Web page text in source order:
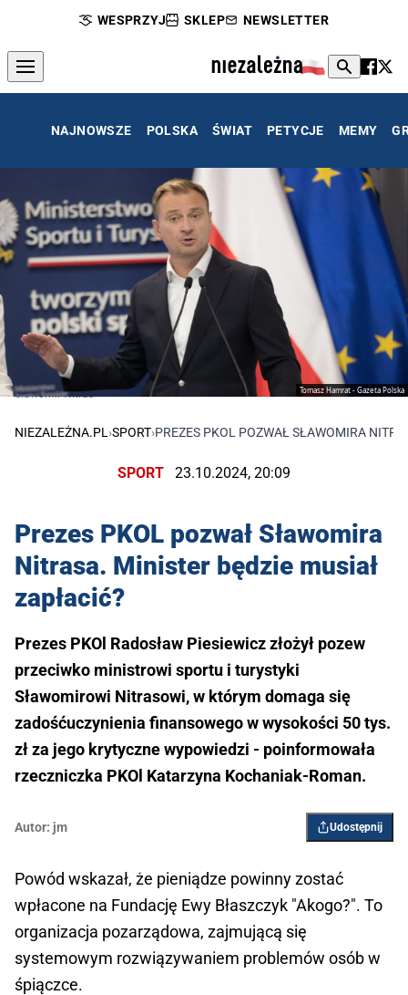
WESPRZYJ SKLEP NEWSLETTER
NAJNOWSZE POLSKA ŚWIAT PETYCJE MEMY
Tomasz Hamrat - Gazeta Polska
Sławomir Nitras
NIEZALEŻNA.PL ›SPORT›PREZES PKOL POZWAŁ SŁAWOMIRA
SPORT 23.10.2024, 20:09
Prezes PKOL pozwał Sławomira
Nitrasa. Minister będzie musiał
zapłacić?
Prezes PKOl Radosław Piesiewicz złożył pozew
przeciwko ministrowi sportu i turystyki
Sławomirowi Nitrasowi, w którym domaga się
zadośćuczynienia finansowego w wysokości 50 tys.
zł za jego krytyczne wypowiedzi - poinformowała
rzeczniczka PKOl Katarzyna Kochaniak-Roman.
Autor: jm Udostępnij
Powód wskazał, że pieniądze powinny zostać
wpłacone na Fundację Ewy Błaszczyk "Akogo?". To
organizacja pozarządowa, zajmującą się
systemowym rozwiązywaniem problemów osób w
śpiączce.